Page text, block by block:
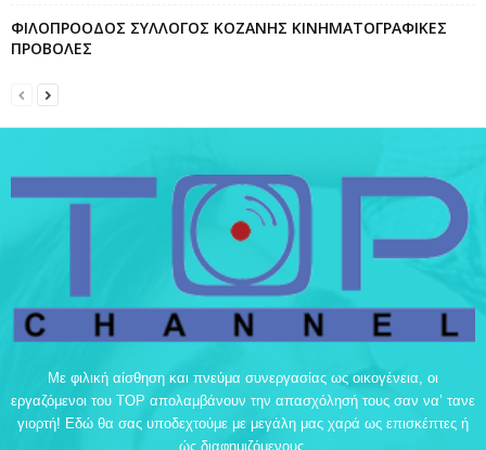
ΦΙΛΟΠΡΟΟΔΟΣ ΣΥΛΛΟΓΟΣ ΚΟΖΑΝΗΣ ΚΙΝΗΜΑΤΟΓΡΑΦΙΚΕΣ
ΠΡΟΒΟΛΕΣ
Με φιλική αίσθηση και πνεύμα συνεργασίας ως οικογένεια, οι
εργαζόμενοι του TOP απολαμβάνουν την απασχόλησή τους σαν να’ τανε
γιορτή! Εδώ θα σας υποδεχτούμε με μεγάλη μας χαρά ως επισκέπτες ή
ώς διαφημιζόμενους.